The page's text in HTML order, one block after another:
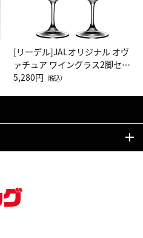
[リーデル]JALオリジナル オヴ
ァチュア ワイングラス2脚セッ
ト（レッドワイン）
5,280円 （税込）